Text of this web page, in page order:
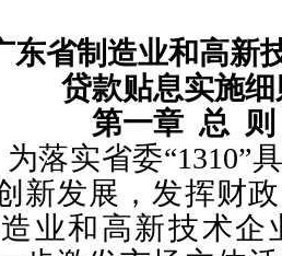
东省制造业和高新
贷款贴息实施细
第一章 总 则
实省委“1310”具
新发展，发挥财
业和高新技术企